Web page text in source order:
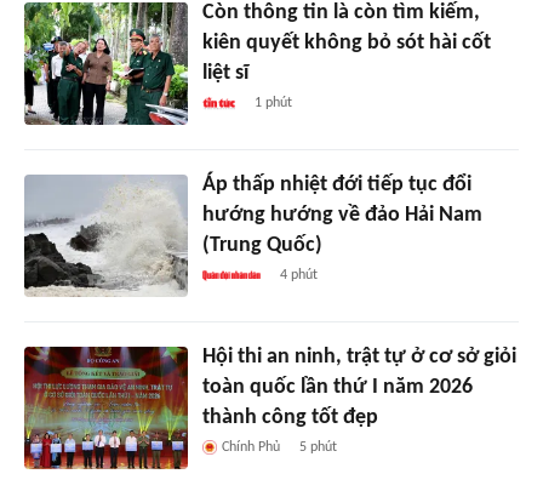
Còn thông tin là còn tìm kiếm,
kiên quyết không bỏ sót hài cốt
liệt sĩ
1 phút
Áp thấp nhiệt đới tiếp tục đổi
hướng hướng về đảo Hải Nam
(Trung Quốc)
4 phút
Hội thi an ninh, trật tự ở cơ sở giỏi
toàn quốc lần thứ I năm 2026
thành công tốt đẹp
Chính Phủ 5 phút